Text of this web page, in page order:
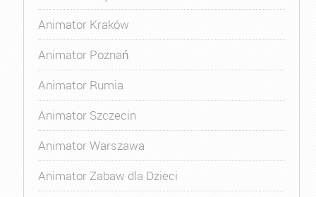
Animator Kraków
Animator Poznań
Animator Rumia
Animator Szczecin
Animator Warszawa
Animator Zabaw dla Dzieci